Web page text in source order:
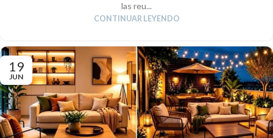
las reu...
CONTINUAR LEYENDO
19
JUN